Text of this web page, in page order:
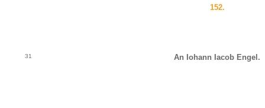
152.
31 An Iohann Iacob Engel.